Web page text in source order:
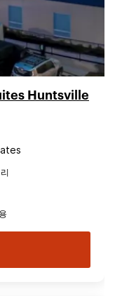
Huntsville